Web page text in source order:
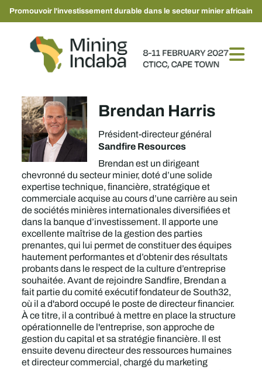
Promouvoir l'investissement durable dans le secteur minier africain
Brendan Harris
Président-directeur général
Sandfire Resources
Brendan est un dirigeant
chevronné du secteur minier, doté d’une solide
expertise technique, financière, stratégique et
commerciale acquise au cours d’une carrière au sein
de sociétés minières internationales diversifiées et
dans la banque d’investissement. Il apporte une
excellente maîtrise de la gestion des parties
prenantes, qui lui permet de constituer des équipes
hautement performantes et d’obtenir des résultats
probants dans le respect de la culture d’entreprise
souhaitée. Avant de rejoindre Sandfire, Brendan a
fait partie du comité exécutif fondateur de South32,
où il a d'abord occupé le poste de directeur financier.
À ce titre, il a contribué à mettre en place la structure
opérationnelle de l'entreprise, son approche de
gestion du capital et sa stratégie financière. Il est
ensuite devenu directeur des ressources humaines
et directeur commercial, chargé du marketing